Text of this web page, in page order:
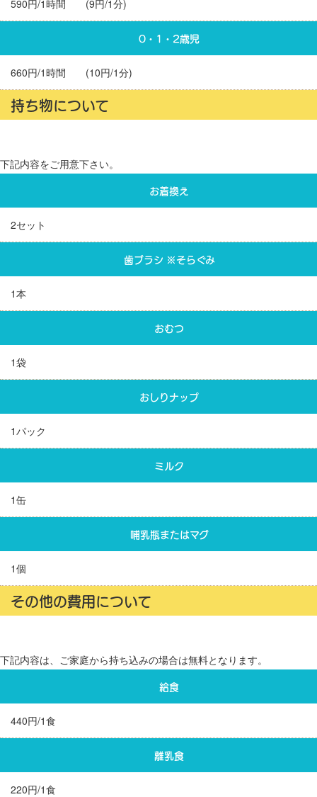
590円/1時間 (9円/1分)
0・1・2歳児
660円/1時間 (10円/1分)
持ち物について
下記内容をご用意下さい。
お着換え
2セット
歯ブラシ ※そらぐみ
1本
おむつ
1袋
おしりナップ
1パック
ミルク
1缶
哺乳瓶またはマグ
1個
その他の費用について
下記内容は、ご家庭から持ち込みの場合は無料となります。
給食
440円/1食
離乳食
220円/1食